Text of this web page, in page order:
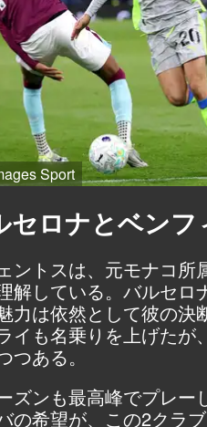
Sport
セロナとベン
ントスは、元モナコ所
解している。バルセロ
力は依然として彼の決
イも名乗りを上げたが
つある。
ズンも最高峰でプレー
の希望が、この2クラ